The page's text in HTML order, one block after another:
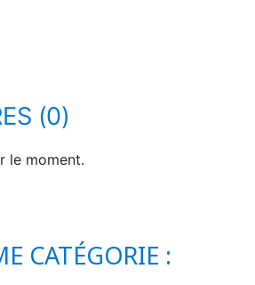
(0)
le moment.
CATÉGORIE :